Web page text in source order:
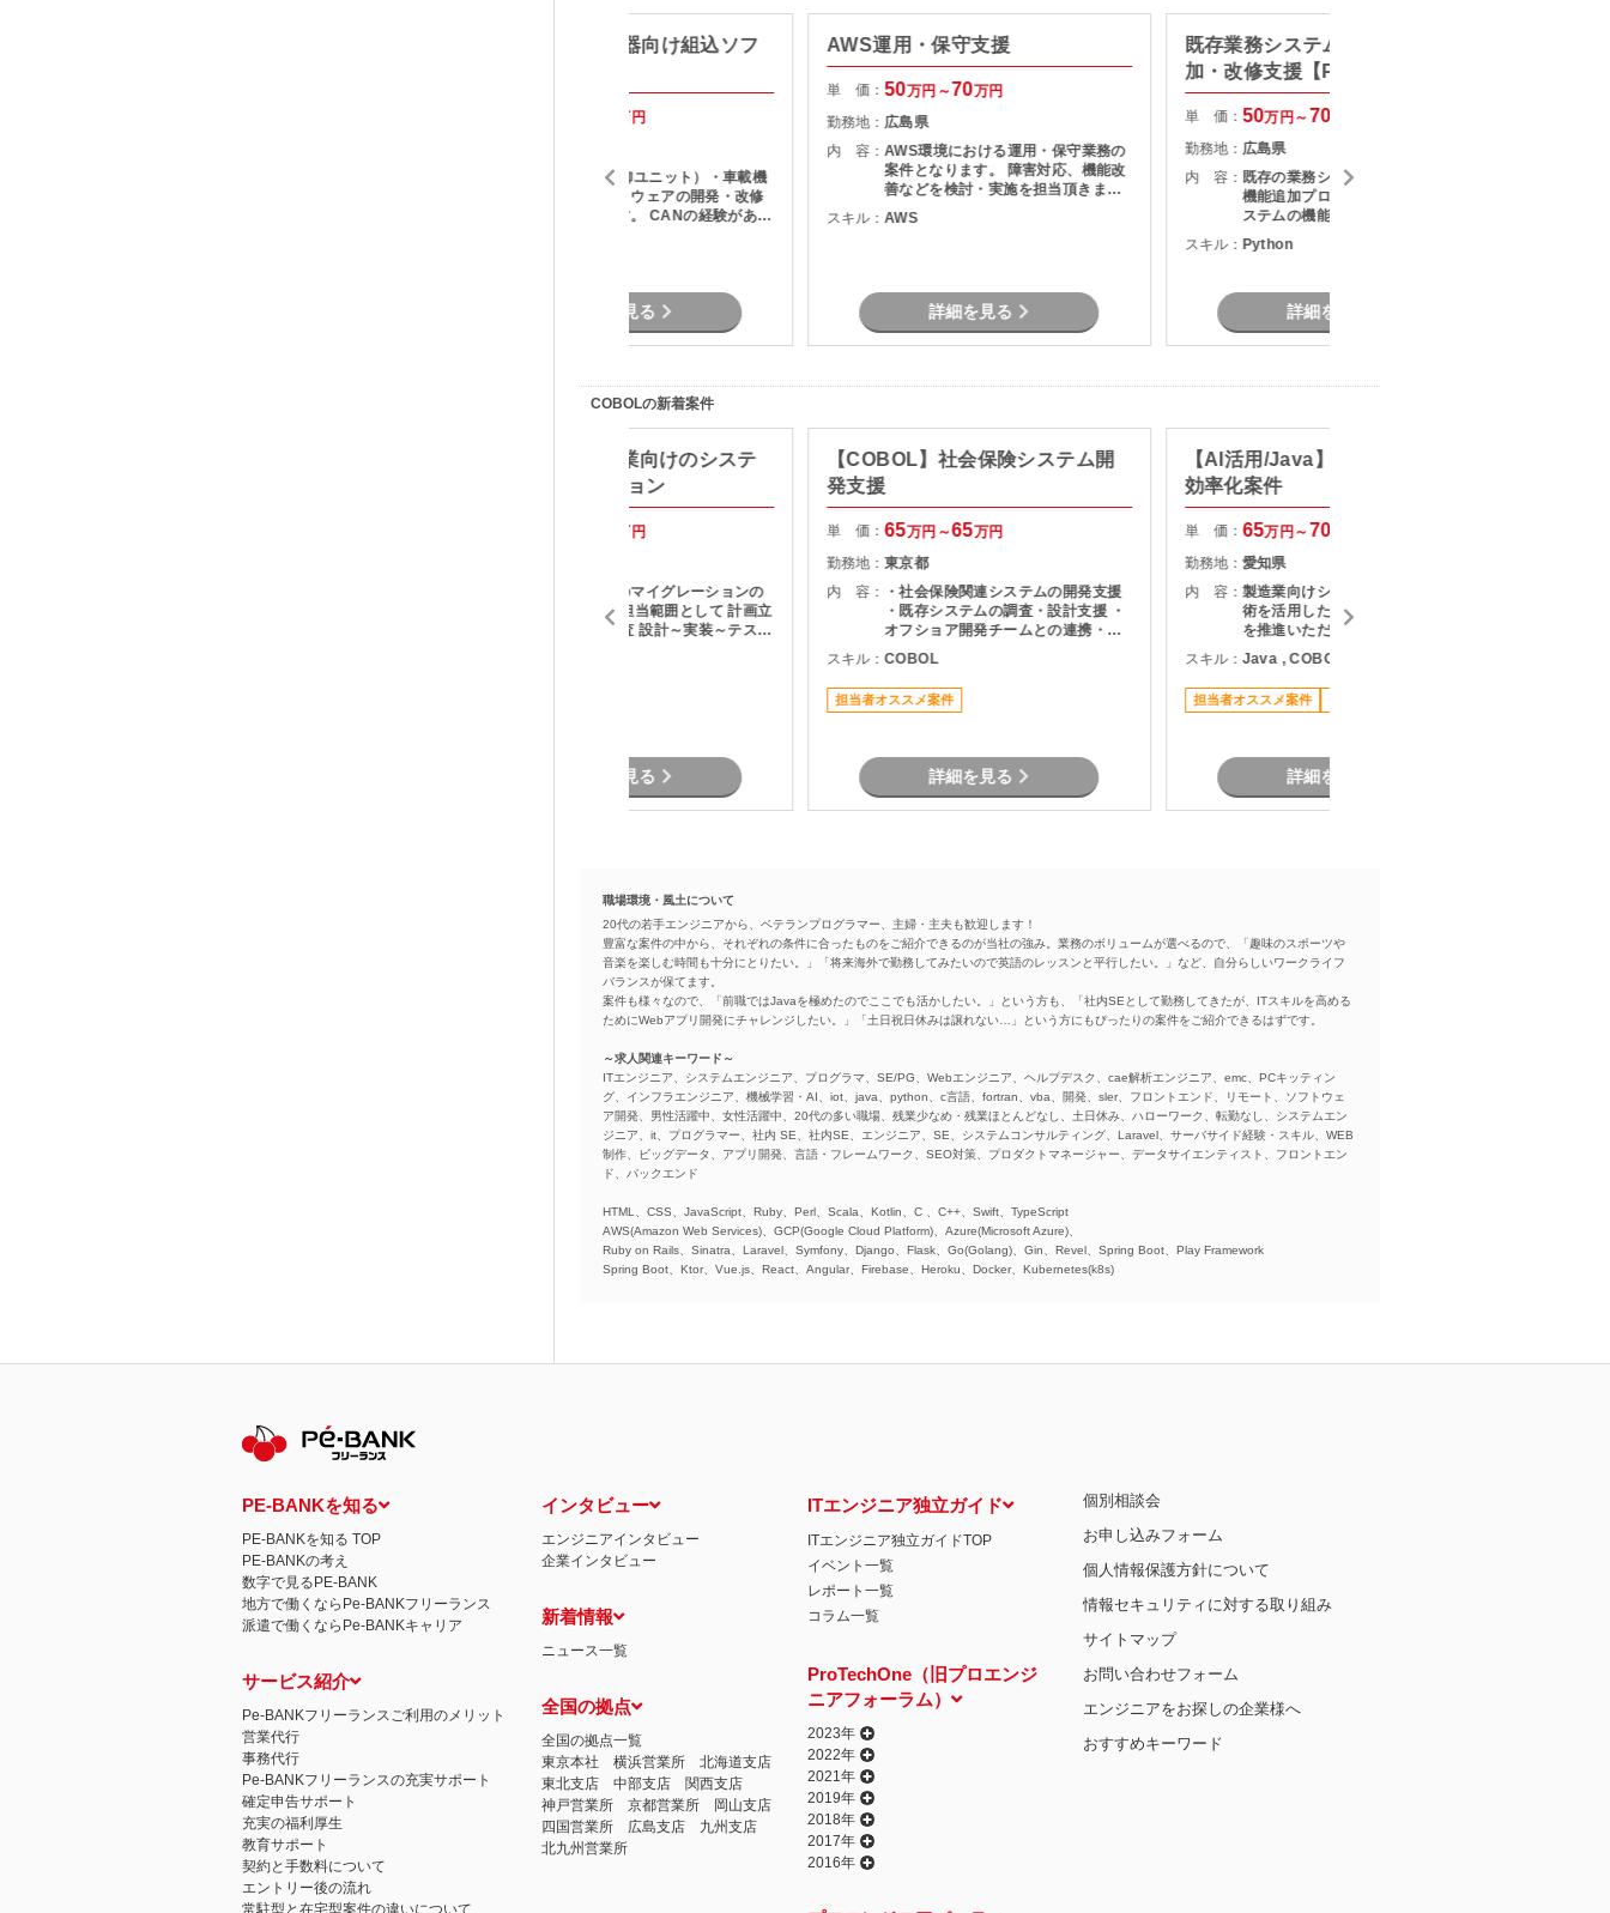
【C言語】車載機器向け組込ソフ
万円
ECU（電子制御ユニット）・車載機
器の組込ソフトウェアの開発・改修
業務となります。 CANの経験があれ
詳細を見る
AWS運用・保守支援
単 価：50万円～70万円
勤務地： 広島県
内 容：AWS環境における運用・保守業務の
案件となります。 障害対応、機能改
善などを検討・実施を担当頂きま
す。 AWS環境の運用・保守 障害調
査 マニュアル作成
スキル：AWS
詳細を見る
既存業務システム 大規模機能追
加・改修支援【Python】
単 価： 50万円～70
勤務地： 広島県
内 容： 既存の業務システムに対する大規模
機能追加プロジェクトです。 現行シ
ステムの機能追加、業務要件の見直
しに伴うＵＩなどの改修を担当頂き
ます。
スキル： Python
詳細を見る
COBOLの新着案件
【COBOL】製造業向けのシステ
ムのマイグレーション
万円
基幹システムのマイグレーションの
プロジェクト 担当範囲として 計画立
案 検討及び調査 設計～実装～テスト
詳細を見る
【COBOL】社会保険システム開
発支援
単 価：65万円～65万円
勤務地：東京都
内 容：
・社会保険関連システムの開発支援
・既存システムの調査・設計支援 ・
オフショア開発チームとの連携・成
果物レビュー ・システム改修に伴う
要件確認および開発支援 ・各種テス
ト・検証対応 ・チーム内外とのコミ
ュニケーションおよび調整業務
スキル：COBOL
担当者オススメ案件
詳細を見る
【AI活用/Java】製造業システム
効率化案件
単 価： 65万円～70
勤務地： 愛知県
内 容： 製造業向けシステムにおいて、 AI技
術を活用した業務効率化・工数削減
を推進いただきます。
スキル： Java , COBOL , その他言語
担当者オススメ案件
詳細を見る
職場環境・風土について
20代の若手エンジニアから、ベテランプログラマー、主婦・主夫も歓迎します！
豊富な案件の中から、それぞれの条件に合ったものをご紹介できるのが当社の強み。業務のボリュームが選べるので、「趣味のスポーツや
音楽を楽しむ時間も十分にとりたい。」「将来海外で勤務してみたいので英語のレッスンと平行したい。」など、自分らしいワークライフ
バランスが保てます。
案件も様々なので、「前職ではJavaを極めたのでここでも活かしたい。」という方も、「社内SEとして勤務してきたが、ITスキルを高める
ためにWebアプリ開発にチャレンジしたい。」「土日祝日休みは譲れない…」という方にもぴったりの案件をご紹介できるはずです。
～求人関連キーワード～
ITエンジニア、システムエンジニア、プログラマ、SE/PG、Webエンジニア、ヘルプデスク、cae解析エンジニア、emc、PCキッティン
グ、インフラエンジニア、機械学習・AI、iot、java、python、c言語、fortran、vba、開発、sler、フロントエンド、リモート、ソフトウェ
ア開発、男性活躍中、女性活躍中、20代の多い職場、残業少なめ・残業ほとんどなし、土日休み、ハローワーク、転勤なし、システムエン
ジニア、it、プログラマー、社内 SE、社内SE、エンジニア、SE、システムコンサルティング、Laravel、サーバサイド経験・スキル、WEB
制作、ビッグデータ、アプリ開発、言語・フレームワーク、SEO対策、プロダクトマネージャー、データサイエンティスト、フロントエン
ド、バックエンド
HTML、CSS、JavaScript、Ruby、Perl、Scala、Kotlin、C 、C++、Swift、TypeScript
AWS(Amazon Web Services)、GCP(Google Cloud Platform)、Azure(Microsoft Azure)、
Ruby on Rails、Sinatra、Laravel、Symfony、Django、Flask、Go(Golang)、Gin、Revel、Spring Boot、Play Framework
Spring Boot、Ktor、Vue.js、React、Angular、Firebase、Heroku、Docker、Kubernetes(k8s)
PE-BANKを知る
PE-BANKを知る TOP
PE-BANKの考え
数字で見るPE-BANK
地方で働くならPe-BANKフリーランス
派遣で働くならPe-BANKキャリア
サービス紹介
Pe-BANKフリーランスご利用のメリット
営業代行
事務代行
Pe-BANKフリーランスの充実サポート
確定申告サポート
充実の福利厚生
教育サポート
契約と手数料について
エントリー後の流れ
常駐型と在宅型案件の違いについて
インタビュー
エンジニアインタビュー
企業インタビュー
新着情報
ニュース一覧
全国の拠点
全国の拠点一覧
東京本社
横浜営業所
北海道支店
東北支店
中部支店
関西支店
神戸営業所
京都営業所
岡山支店
四国営業所
広島支店
九州支店
北九州営業所
ITエンジニア独立ガイド
ITエンジニア独立ガイドTOP
イベント一覧
レポート一覧
コラム一覧
ProTechOne（旧プロエンジ
ニアフォーラム）
2023年
2022年
2021年
2019年
2018年
2017年
2016年
個別相談会
お申し込みフォーム
個人情報保護方針について
情報セキュリティに対する取り組み
サイトマップ
お問い合わせフォーム
エンジニアをお探しの企業様へ
おすすめキーワード